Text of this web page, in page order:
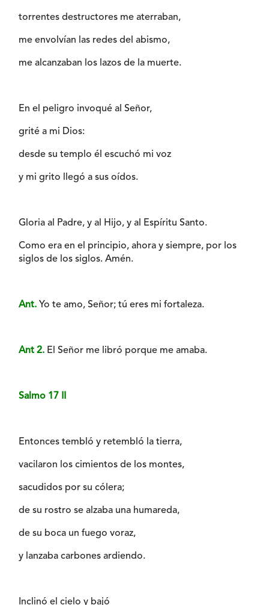
torrentes destructores me aterraban,
me envolvían las redes del abismo,
me alcanzaban los lazos de la muerte.
En el peligro invoqué al Señor,
grité a mi Dios:
desde su templo él escuchó mi voz
y mi grito llegó a sus oídos.
Gloria al Padre, y al Hijo, y al Espíritu Santo.
Como era en el principio, ahora y siempre, por los
siglos de los siglos. Amén.
Ant. Yo te amo, Señor; tú eres mi fortaleza.
Ant 2. El Señor me libró porque me amaba.
Salmo 17 II
Entonces tembló y retembló la tierra,
vacilaron los cimientos de los montes,
sacudidos por su cólera;
de su rostro se alzaba una humareda,
de su boca un fuego voraz,
y lanzaba carbones ardiendo.
Inclinó el cielo y bajó